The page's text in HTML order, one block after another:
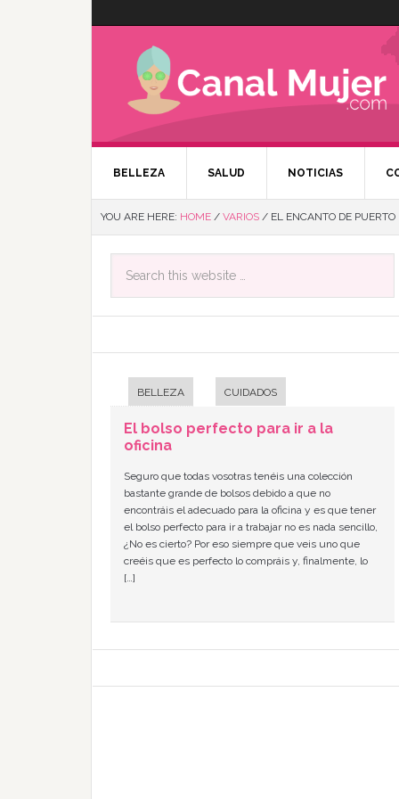
BELLEZA SALUD NOTICIAS
YOU ARE HERE: HOME / VARIOS / EL ENCANTO DE PUERTO
BELLEZA CUIDADOS
El bolso perfecto para ir a la
oficina
Seguro que todas vosotras tenéis una colección
bastante grande de bolsos debido a que no
encontráis el adecuado para la oficina y es que tener
el bolso perfecto para ir a trabajar no es nada sencillo,
¿No es cierto? Por eso siempre que veis uno que
creéis que es perfecto lo compráis y, finalmente, lo
[…]